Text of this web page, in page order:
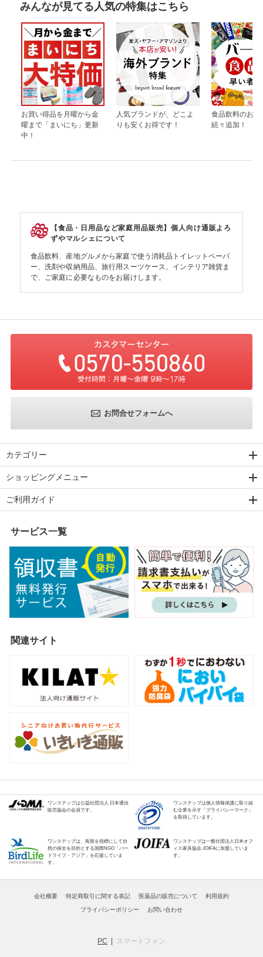
みんなが見てる人気の特集はこちら
お買い得品を月曜から金
曜まで「まいにち」更新
中！
人気ブランドが、どこよ
りも安くお得です！
食品飲料のお買
続々追加！
【食品・日用品など家庭用品販売】個人向け通販よろ
ずやマルシェについて
食品飲料、産地グルメから家庭で使う消耗品トイレットペーパ
ー、洗剤や収納用品、旅行用スーツケース、インテリア雑貨ま
で、ご家庭に必要なものをお届けします。
お問合せフォームへ
カテゴリー
ショッピングメニュー
ご利用ガイド
サービス一覧
関連サイト
ワンステップは公益社団法人 日本通信
販売協会の会員です。
ワンステップは個人情報保護に取り組
む企業を示す「プライバシーマーク」
を取得しています。
ワンステップは、鳥類を指標にして自
然の保全を目的とする国際NGO「バー
ドライフ・アジア」を応援していま
す。
ワンステップは一般社団法人日本オフ
ィス家具協会 JOIFAに加盟していま
す。
会社概要 特定商取引に関する表記 医薬品の販売について 利用規約
プライバシーポリシー お問い合わせ
PC スマートフォン